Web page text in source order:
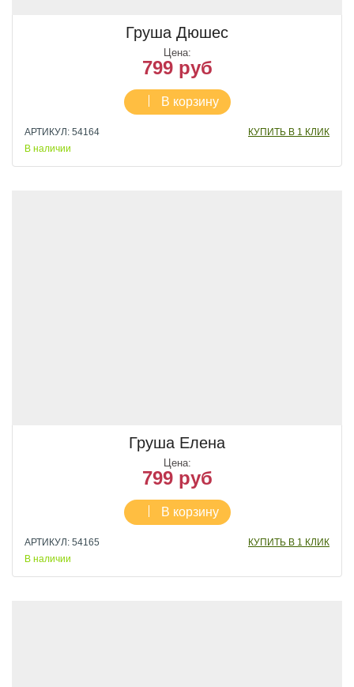
Груша Дюшес
Цена:
799 руб
В корзину
АРТИКУЛ: 54164
КУПИТЬ В 1 КЛИК
В наличии
Груша Елена
Цена:
799 руб
В корзину
АРТИКУЛ: 54165
КУПИТЬ В 1 КЛИК
В наличии